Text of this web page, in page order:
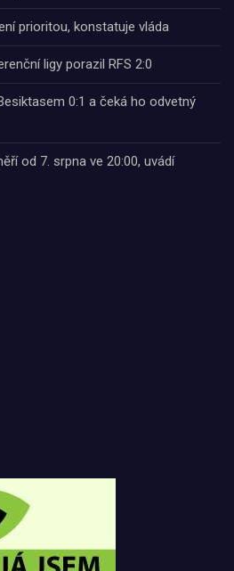
prioritou, konstatuje vláda
ligy porazil RFS 2:0
0:1 a čeká ho odvetný
od 7. srpna ve 20:00, uvádí